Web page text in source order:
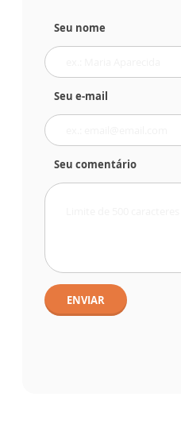
Seu nome
Seu e-mail
Seu comentário
ENVIAR